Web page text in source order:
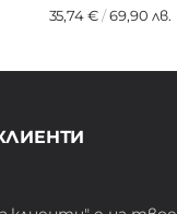
35,74 €/69,90 лв.